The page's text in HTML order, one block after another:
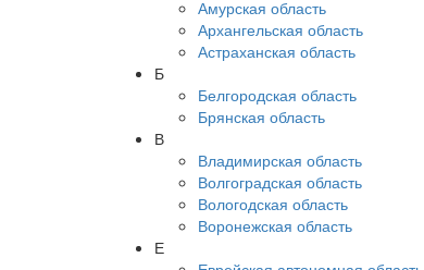
Амурская область
Архангельская область
Астраханская область
Б
Белгородская область
Брянская область
В
Владимирская область
Волгоградская область
Вологодская область
Воронежская область
Е